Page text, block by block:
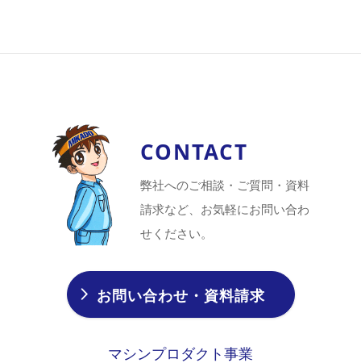
CONTACT
弊社へのご相談・ご質問・資料
請求など、お気軽にお問い合わ
せください。
お問い合わせ・資料請求
マシンプロダクト事業